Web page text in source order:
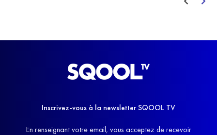
Inscrivez-vous à la newsletter SQOOL TV
En renseignant votre email, vous acceptez de recevoir